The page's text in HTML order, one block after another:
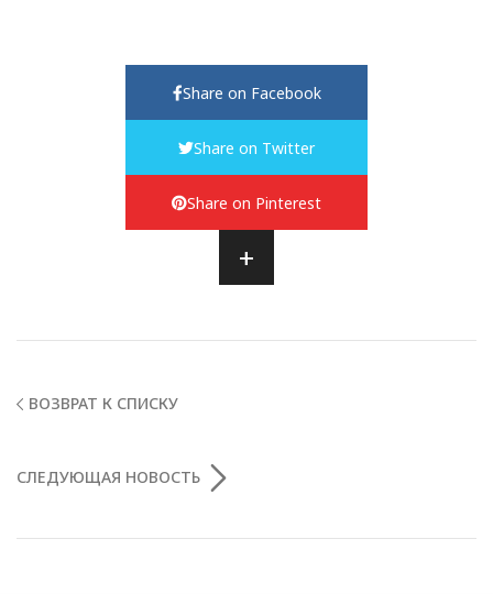
Share on Facebook
Share on Twitter
Share on Pinterest
+
ВОЗВРАТ К СПИСКУ
СЛЕДУЮЩАЯ НОВОСТЬ